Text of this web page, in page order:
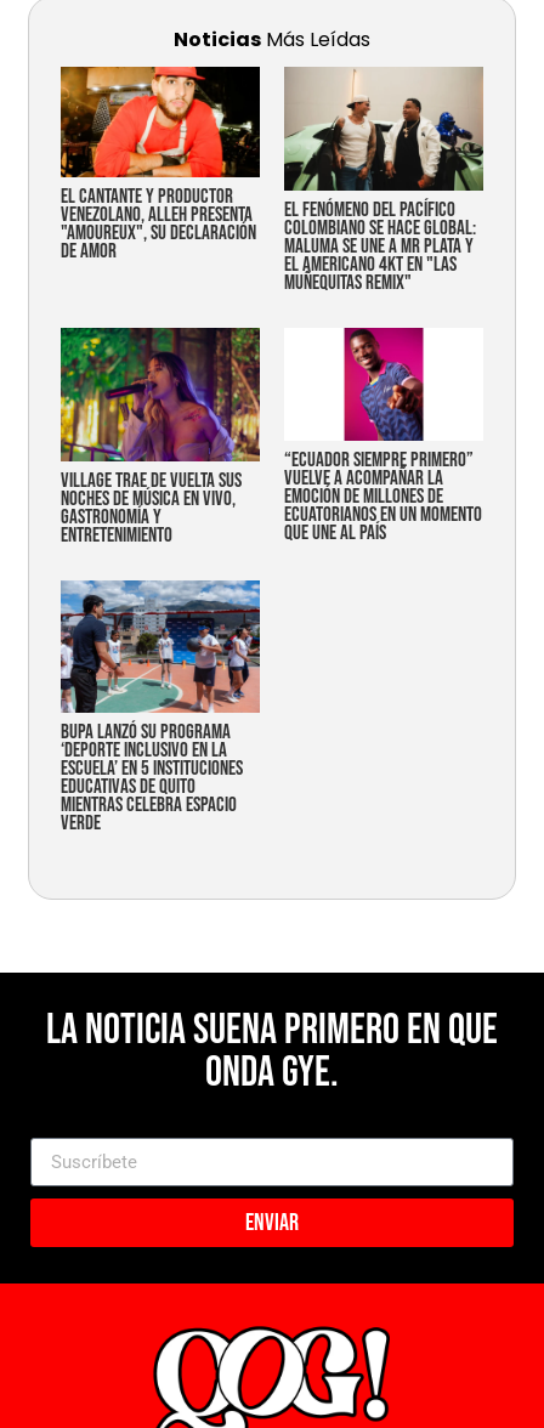
Noticias Más Leídas
EL CANTANTE Y PRODUCTOR
VENEZOLANO, ALLEH PRESENTA
"AMOUREUX", SU DECLARACIÓN
DE AMOR
EL FENÓMENO DEL PACÍFICO
COLOMBIANO SE HACE GLOBAL:
MALUMA SE UNE A MR PLATA Y
EL AMERICANO 4KT EN "LAS
MUÑEQUITAS REMIX"
Village trae de vuelta sus
noches de música en vivo,
gastronomía y
entretenimiento
“Ecuador siempre primero”
vuelve a acompañar la
emoción de millones de
ecuatorianos en un momento
que une al país
Bupa lanzó su programa
‘Deporte Inclusivo en la
Escuela’ en 5 instituciones
educativas de Quito
mientras celebra espacio
verde
La noticia suena primero en Que
Onda Gye.
Enviar